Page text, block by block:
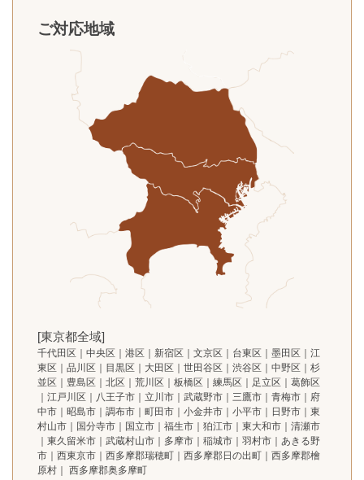
ご対応地域
[東京都全域]
千代田区｜中央区｜港区｜新宿区｜文京区｜台東区｜墨田区｜江
東区｜品川区｜目黒区｜大田区｜世田谷区｜渋谷区｜中野区｜杉
並区｜豊島区｜北区｜荒川区｜板橋区｜練馬区｜足立区｜葛飾区
｜江戸川区｜八王子市｜立川市｜武蔵野市｜三鷹市｜青梅市｜府
中市｜昭島市｜調布市｜町田市｜小金井市｜小平市｜日野市｜東
村山市｜国分寺市｜国立市｜福生市｜狛江市｜東大和市｜清瀬市
｜東久留米市｜武蔵村山市｜多摩市｜稲城市｜羽村市｜あきる野
市｜西東京市｜西多摩郡瑞穂町｜西多摩郡日の出町｜西多摩郡檜
原村｜ 西多摩郡奥多摩町